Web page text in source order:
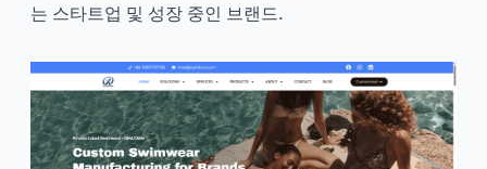
는 스타트업 및 성장 중인 브랜드.